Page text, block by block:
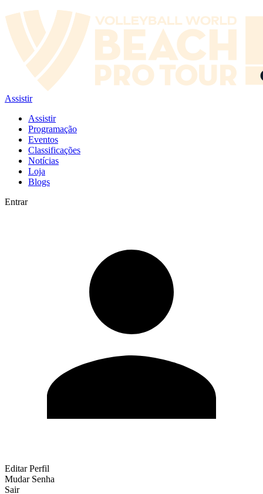
Assistir
Assistir
Programação
Eventos
Classificações
Notícias
Loja
Blogs
Entrar
Editar Perfil
Mudar Senha
Sair